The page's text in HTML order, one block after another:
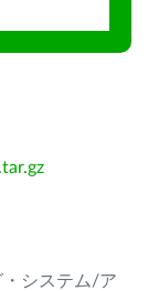
・システム/ア